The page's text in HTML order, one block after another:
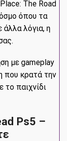
The Road
όπου τα
λόγια, η
με gameplay
που κρατά την
παιχνίδι
Ps5 –